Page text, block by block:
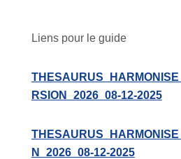
Liens pour le guide
RSION_2026_08-12-2025
N_2026_08-12-2025